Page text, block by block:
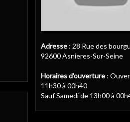
Adresse : 28 Rue des
92600 Asnieres-Sur-Seine
Horaires d'ouverture :
11h30 à 00h40
Sauf Samedi de 13h00 à